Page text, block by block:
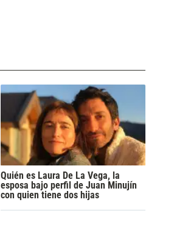
Quién es Laura De La Vega, la
esposa bajo perfil de Juan Minujín
con quien tiene dos hijas